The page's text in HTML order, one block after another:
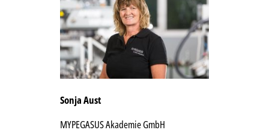
Sonja Aust
MYPEGASUS Akademie GmbH